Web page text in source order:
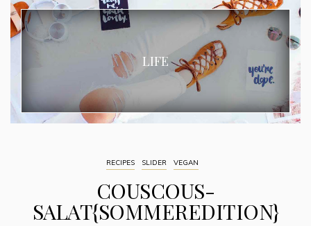
LIFE
RECIPES SLIDER VEGAN
COUSCOUS-
SALAT{SOMMEREDITION}